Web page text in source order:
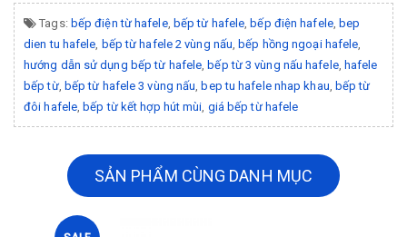
Tags: bếp điện từ hafele, bếp từ hafele ,bếp điện hafele,bep
dien tu hafele bếp từ hafele 2 vùng nấu ,bếp hồng ngoại hafele
hướng dẫn sử dụng bếp từ hafele ,bếp từ 3 vùng nấu hafele, hafele
bếp từ, bếp từ hafele 3 vùng nấu ,bep tu hafele nhap khau bếp từ
đôi hafele ,bếp từ kết hợp hút mùi giá bếp từ hafele
SẢN PHẨM CÙNG DANH MỤC